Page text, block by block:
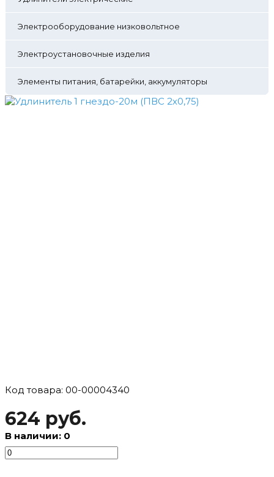
Электрооборудование низковольтное
Электроустановочные изделия
Элементы питания, батарейки, аккумуляторы
Код товара: 00-00004340
624 руб.
В наличии: 0